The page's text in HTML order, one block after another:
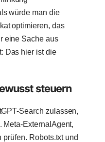
würde man die
optimieren, das
eine Sache aus
Das hier ist die
steuern
Search zulassen,
Meta-ExternalAgent,
Robots.txt und